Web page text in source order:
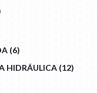
66
PRODUCTS
HIDRÁULICA 1212